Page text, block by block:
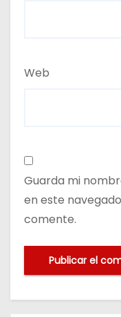
Web
Guarda mi
en este
comente.